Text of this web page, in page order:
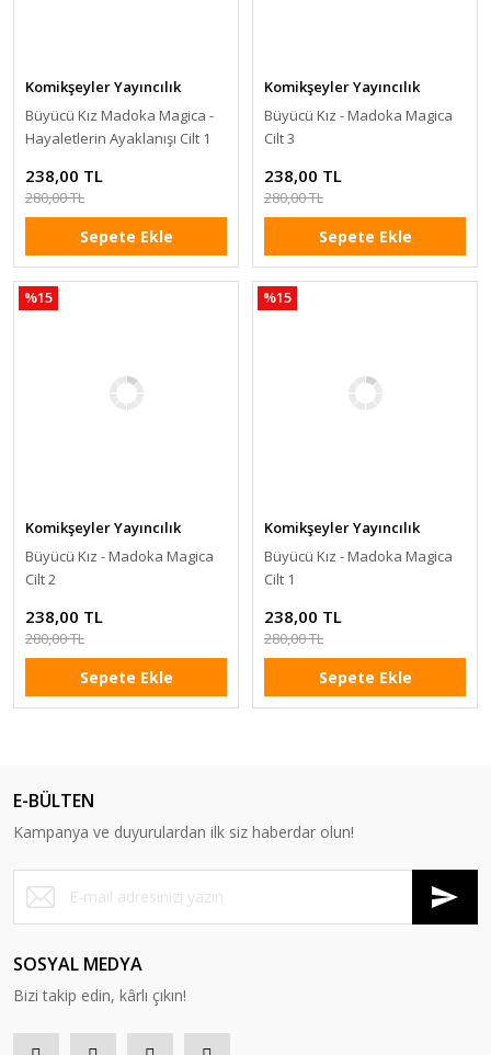
Komikşeyler Yayıncılık
Büyücü Kız Madoka Magica -
Hayaletlerin Ayaklanışı Cilt 1
238,00 TL
280,00 TL
Sepete Ekle
Komikşeyler Yayıncılık
Büyücü Kız - Madoka Magica
Cilt 3
238,00 TL
280,00 TL
Sepete Ekle
%15
Komikşeyler Yayıncılık
Büyücü Kız - Madoka Magica
Cilt 2
238,00 TL
280,00 TL
Sepete Ekle
%15
Komikşeyler Yayıncılık
Büyücü Kız - Madoka Magica
Cilt 1
238,00 TL
280,00 TL
Sepete Ekle
E-BÜLTEN
Kampanya ve duyurulardan ilk siz haberdar olun!
SOSYAL MEDYA
Bizi takip edin, kârlı çıkın!